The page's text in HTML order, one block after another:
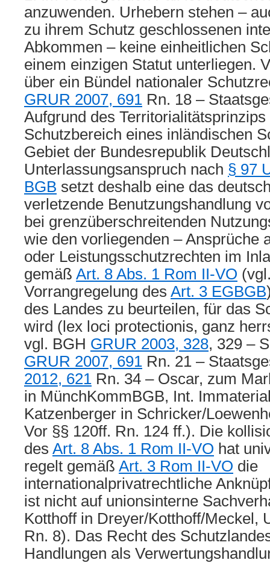
anzuwenden. Urhebern stehen –
zu ihrem Schutz geschlossenen
Abkommen – keine einheitlichen
einem einzigen Statut unterliegen.
über ein Bündel nationaler
GRUR 2007, 691 Rn. 18 –
Aufgrund des Territorialitätsprinzips
Schutzbereich eines inländischen
Gebiet der Bundesrepublik
Unterlassungsanspruch nach § 97
BGB setzt deshalb eine das
verletzende Benutzungshandlung
bei grenzüberschreitenden
wie den vorliegenden – Ansprüche
oder Leistungsschutzrechten im
gemäß Art. 8 Abs. 1 Rom II-VO
Vorrangregelung des Art. 3 EGBGB
des Landes zu beurteilen, für das
wird (lex loci protectionis, ganz
vgl. BGH GRUR 2003, 328, 329 –
GRUR 2007, 691 Rn. 21 –
2012, 621 Rn. 34 – Oscar, zum
in MünchKommBGB, Int.
Katzenberger in Schricker/
Vor §§ 120ff. Rn. 124 ff.). Die
des Art. 8 Abs. 1 Rom II-VO hat
regelt gemäß Art. 3 Rom II-VO die
internationalprivatrechtliche
ist nicht auf unionsinterne
Kotthoff in Dreyer/Kotthoff/Meckel,
Rn. 8). Das Recht des
Handlungen als